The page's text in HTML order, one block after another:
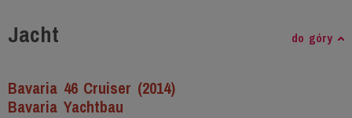
Jacht do góry
Bavaria 46 Cruiser (2014)
Bavaria Yachtbau